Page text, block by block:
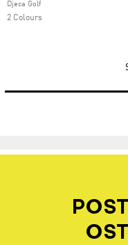
Djeca Golf
2 Colours